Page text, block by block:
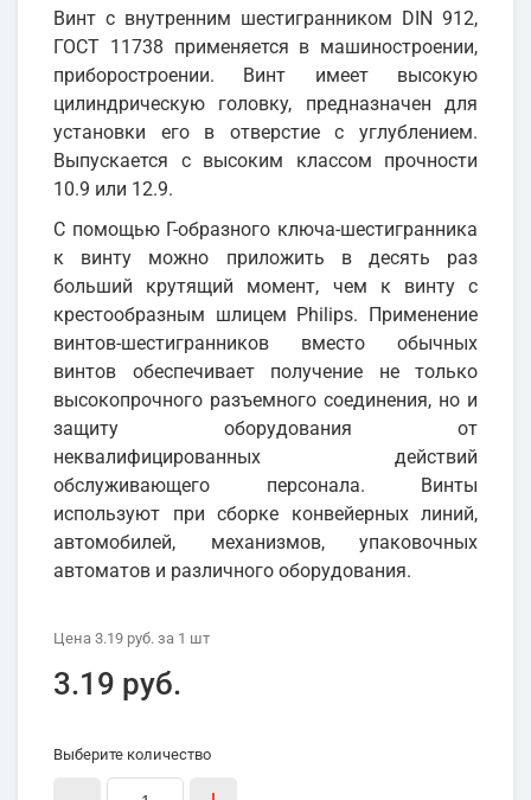
Винт с внутренним шестигранником DIN 912,
ГОСТ 11738 применяется в машиностроении,
приборостроении. Винт имеет высокую
цилиндрическую головку, предназначен для
установки его в отверстие с углублением.
Выпускается с высоким классом прочности
10.9 или 12.9.
С помощью Г-образного ключа-шестигранника
к винту можно приложить в десять раз
больший крутящий момент, чем к винту с
крестообразным шлицем Philips. Применение
винтов-шестигранников вместо обычных
винтов обеспечивает получение не только
высокопрочного разъемного соединения, но и
защиту оборудования от
неквалифицированных действий
обслуживающего персонала. Винты
используют при сборке конвейерных линий,
автомобилей, механизмов, упаковочных
автоматов и различного оборудования.
Цена 3.19 руб. за 1 шт
3.19 руб.
Выберите количество